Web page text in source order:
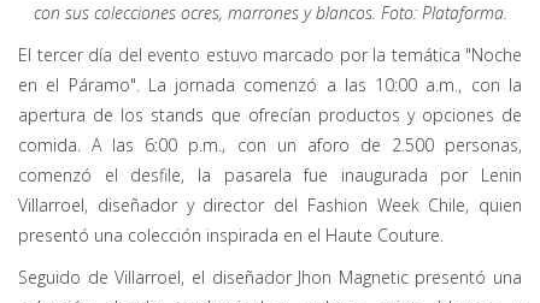
con sus colecciones ocres, marrones y blancos. Foto: Plataforma.
El tercer día del evento estuvo marcado por la temática "Noche
en el Páramo". La jornada comenzó a las 10:00 a.m., con la
apertura de los stands que ofrecían productos y opciones de
comida. A las 6:00 p.m., con un aforo de 2.500 personas,
comenzó el desfile, la pasarela fue inaugurada por Lenin
Villarroel, diseñador y director del Fashion Week Chile, quien
presentó una colección inspirada en el Haute Couture.
Seguido de Villarroel, el diseñador Jhon Magnetic presentó una